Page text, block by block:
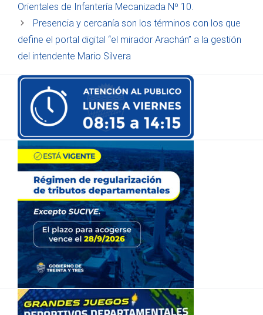
Orientales de Infantería Mecanizada Nº 10.
Presencia y cercanía son los términos con los que
define el portal digital “el mirador Arachán” a la gestión
del intendente Mario Silvera